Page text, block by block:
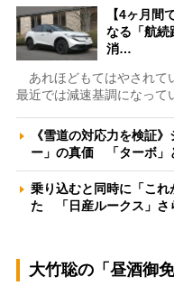
【4ヶ月間
なる「航続
消…
あれほどもてはやされて
最近では減速基調になっ
《雪道の対応力を検証
ー」の真価 「ターボ」
乗り込むと同時に「こ
た 「日産ルークス」さ
大竹聡の「昼酒御免